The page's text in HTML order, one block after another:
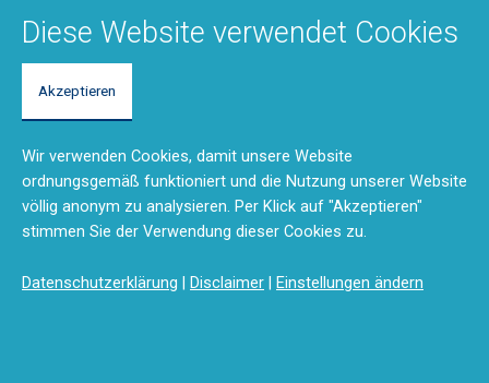
Kundenservice &
Dienstleistungen
Brandschutzschulungen
Planungstool
BMA-Konzept
Produktdokumentation (DMS)
Unser Team
Rücksendungen und Reparaturen
(RMA)
Feedback
Kontaktformular
Diese Website verwendet Cookies
Akzeptieren
Wir verwenden Cookies, damit unsere Website
ordnungsgemäß funktioniert und die Nutzung unserer Website
völlig anonym zu analysieren. Per Klick auf "Akzeptieren"
stimmen Sie der Verwendung dieser Cookies zu.
Datenschutzerklärung | Disclaimer | Einstellungen ändern